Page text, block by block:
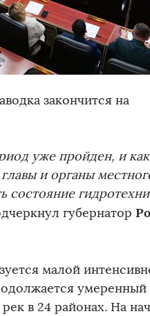
закончится на
уже пройден, и
и органы
губернатор
малой
умеренный
в 24 районах. На